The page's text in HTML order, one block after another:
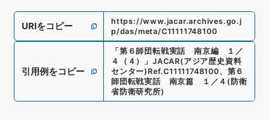
URIをコピー
https://www.jacar.archives.go.j
p/das/meta/C11111748100
引用例をコピー
「 第６師団転戦実話 南京編 １／
４（４）
」 JACAR(アジア歴史資料
センター) Ref.C11111748100、 第６
師団転戦実話 南京篇 １／４ ( 防衛
省防衛研究所)